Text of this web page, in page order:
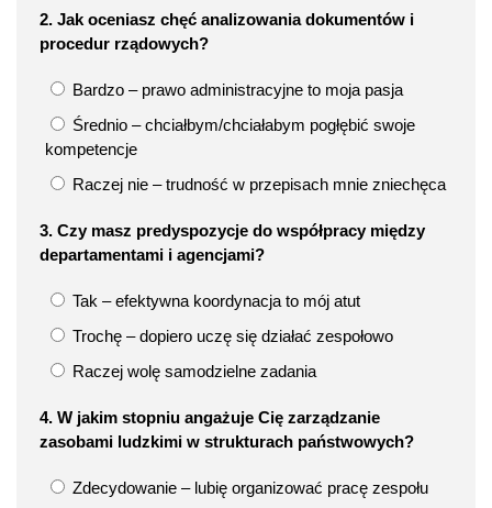
2. Jak oceniasz chęć analizowania dokumentów i
procedur rządowych?
Bardzo – prawo administracyjne to moja pasja
Średnio – chciałbym/chciałabym pogłębić swoje
kompetencje
Raczej nie – trudność w przepisach mnie zniechęca
3. Czy masz predyspozycje do współpracy między
departamentami i agencjami?
Tak – efektywna koordynacja to mój atut
Trochę – dopiero uczę się działać zespołowo
Raczej wolę samodzielne zadania
4. W jakim stopniu angażuje Cię zarządzanie
zasobami ludzkimi w strukturach państwowych?
Zdecydowanie – lubię organizować pracę zespołu